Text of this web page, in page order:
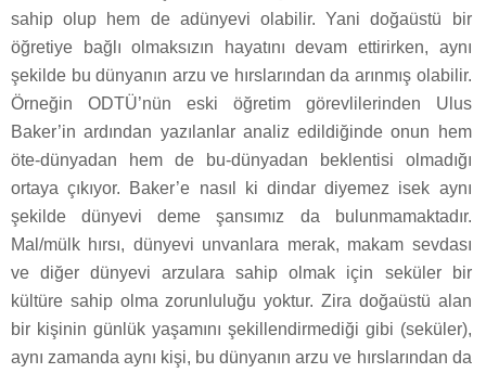
sahip olup hem de adünyevi olabilir. Yani doğaüstü bir
öğretiye bağlı olmaksızın hayatını devam ettirirken, aynı
şekilde bu dünyanın arzu ve hırslarından da arınmış olabilir.
Örneğin ODTÜ’nün eski öğretim görevlilerinden Ulus
Baker’in ardından yazılanlar analiz edildiğinde onun hem
öte-dünyadan hem de bu-dünyadan beklentisi olmadığı
ortaya çıkıyor. Baker’e nasıl ki dindar diyemez isek aynı
şekilde dünyevi deme şansımız da bulunmamaktadır.
Mal/mülk hırsı, dünyevi unvanlara merak, makam sevdası
ve diğer dünyevi arzulara sahip olmak için seküler bir
kültüre sahip olma zorunluluğu yoktur. Zira doğaüstü alan
bir kişinin günlük yaşamını şekillendirmediği gibi (seküler),
aynı zamanda aynı kişi, bu dünyanın arzu ve hırslarından da